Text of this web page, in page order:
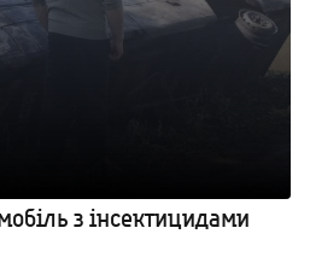
з інсектицидами